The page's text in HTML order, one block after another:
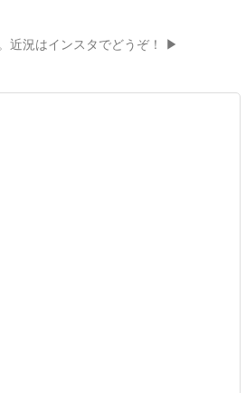
近況はインスタでどうぞ！ ▶